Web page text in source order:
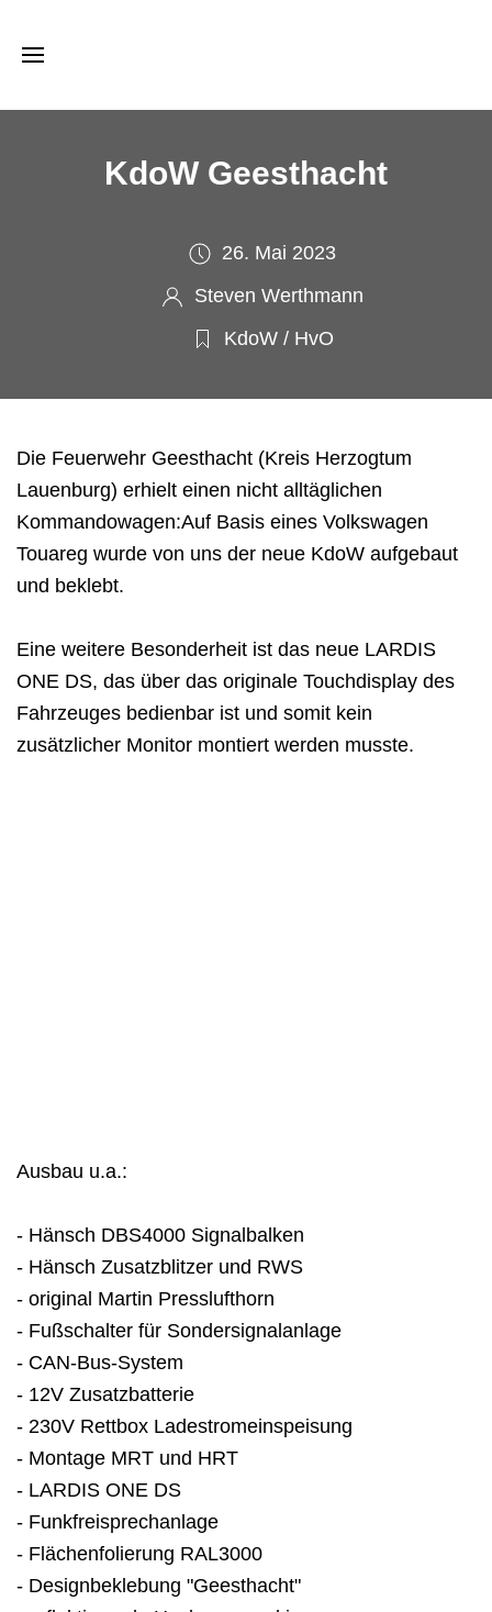
KdoW Geesthacht
26. Mai 2023
Steven Werthmann
KdoW / HvO
Die Feuerwehr Geesthacht (Kreis Herzogtum
Lauenburg) erhielt einen nicht alltäglichen
Kommandowagen:Auf Basis eines Volkswagen
Touareg wurde von uns der neue KdoW aufgebaut
und beklebt.
Eine weitere Besonderheit ist das neue LARDIS
ONE DS, das über das originale Touchdisplay des
Fahrzeuges bedienbar ist und somit kein
zusätzlicher Monitor montiert werden musste.
Ausbau u.a.:
- Hänsch DBS4000 Signalbalken
- Hänsch Zusatzblitzer und RWS
- original Martin Presslufthorn
- Fußschalter für Sondersignalanlage
- CAN-Bus-System
- 12V Zusatzbatterie
- 230V Rettbox Ladestromeinspeisung
- Montage MRT und HRT
- LARDIS ONE DS
- Funkfreisprechanlage
- Flächenfolierung RAL3000
- Designbeklebung "Geesthacht"